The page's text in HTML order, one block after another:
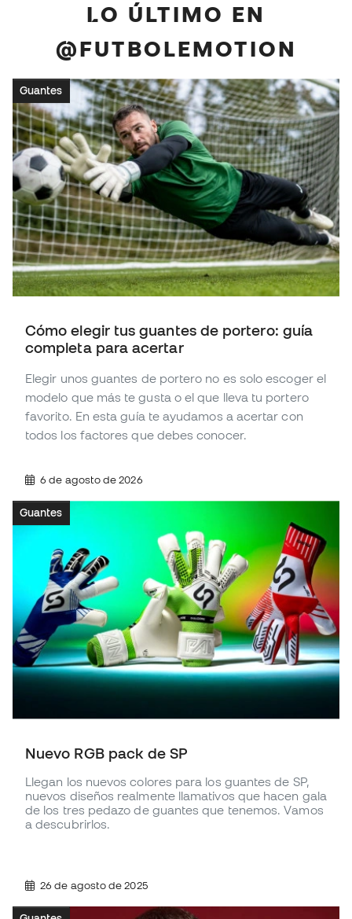
LO ÚLTIMO EN
@FUTBOLEMOTION
Guantes
Cómo elegir tus guantes de portero: guía
completa para acertar
Elegir unos guantes de portero no es solo escoger el
modelo que más te gusta o el que lleva tu portero
favorito. En esta guía te ayudamos a acertar con
todos los factores que debes conocer.
6 de agosto de 2026
Guantes
Nuevo RGB pack de SP
Llegan los nuevos colores para los guantes de SP,
nuevos diseños realmente llamativos que hacen gala
de los tres pedazo de guantes que tenemos. Vamos
a descubrirlos.
26 de agosto de 2025